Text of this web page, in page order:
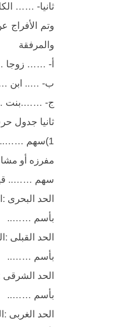
ثانيا- ……
وتم
والمرفقة
أ- …… زوجا
ب- ….. ابن
ج- …….بنت
ثانيا جدول
1)سهم …….. قيراط …….. فدان ……..
مفرزه أو
سهم ……..
الحد
بأسم ……..
الحد
بأسم ……..
الحد
بأسم ……..
الحد